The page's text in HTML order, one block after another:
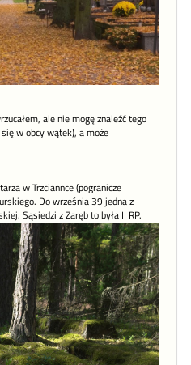
ale nie mogę znaleźć tego
w obcy wątek), a może
w Trzciannce (pogranicze
Do września 39 jedna z
Sąsiedzi z Zaręb to była II RP.